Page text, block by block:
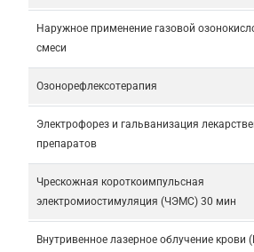
Наружное применение газовой
смеси
Озонорефлексотерапия
Электрофорез и гальванизация
препаратов
Чрескожная короткоимпульсная
электромиостимуляция (ЧЭМС) 30 мин
Внутривенное лазерное облучение крови